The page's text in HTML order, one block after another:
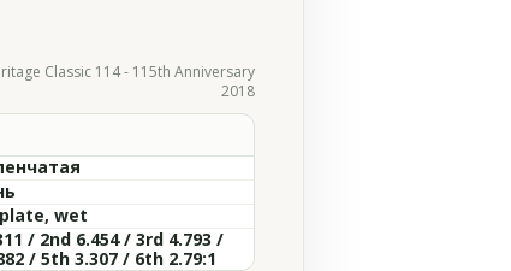
Classic 114 - 115th Anniversary
2018
wet
/ 2nd 6.454 / 3rd 4.793 /
/ 5th 3.307 / 6th 2.79:1